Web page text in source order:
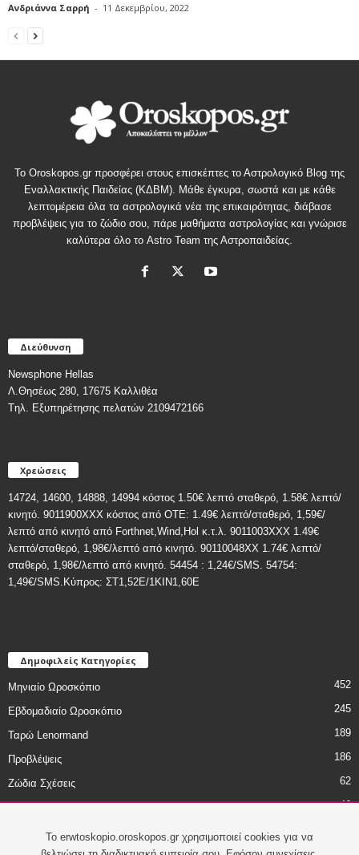
Ανδριάννα Σαρρή - 11 Δεκεμβρίου, 2022
Το Oroskopos.gr προσφέρει στους επισκέπτες το Αστρολογικό Blog της
Εναλλακτικής Παιδείας (ΚΔΒΜ). Μάθε έγκυρα, σωστά και με κάθε
λεπτομέρεια όλα τα αστρολογικά νέα της επικαιρότητας, διάβασε
προβλέψεις για το ζώδιο σου, πάρε μαθήματα αστρολογίας και γνώρισε
καλύτερα όλο το Astro Team της Αστροπαιδείας.
Διεύθυνση
Newsphone Hellas
Λ.Θησέως 280, 17675 Καλλιθέα
Tηλ. Εξυπηρέτησης πελατών 2109472166
Χρεώσεις
14724, 14600, 14888, 14994 κόστος 1.50€ λεπτό σταθερό, 1.58€ λεπτό/
κινητό. 9011900ΧΧΧ κόστος από ΟΤΕ: 1.49€ λεπτό/σταθερό, 1,59€/
λεπτό από κινητό από Forthnet,Wind,Hol κ.τ.λ. 9011003XXX 1.49€
λεπτό/σταθερό, 1,98€/λεπτό από κινητό. 90110048XX 1.74€ λεπτό/
σταθερό, 1,98€/λεπτό από κινητό. 54454 : 1,24€/SMS. 54754:
1,49€/SMS.Κύπρος: ΣT1,52E/1KIN1,60E
Δημοφιλείς Κατηγορίες
Μηνιαίο Ωροσκόπιο 452
Εβδομαδιαίο Ωροσκόπιο 245
Ταρώ Lenormand 189
Προβλέψεις 186
Ζώδια Σχέσεις 62
Ζώδια - Χιούμορ 46
Daily Astro Tip
To erwtoskopio.oroskopos.gr χρησιμοποιεί cookies για να